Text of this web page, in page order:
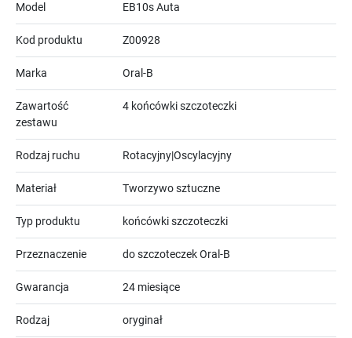
Model EB10s Auta
Kod produktu Z00928
Marka Oral-B
Zawartość
zestawu
4 końcówki szczoteczki
Rodzaj ruchu Rotacyjny|Oscylacyjny
Materiał Tworzywo sztuczne
Typ produktu końcówki szczoteczki
Przeznaczenie do szczoteczek Oral-B
Gwarancja 24 miesiące
Rodzaj oryginał